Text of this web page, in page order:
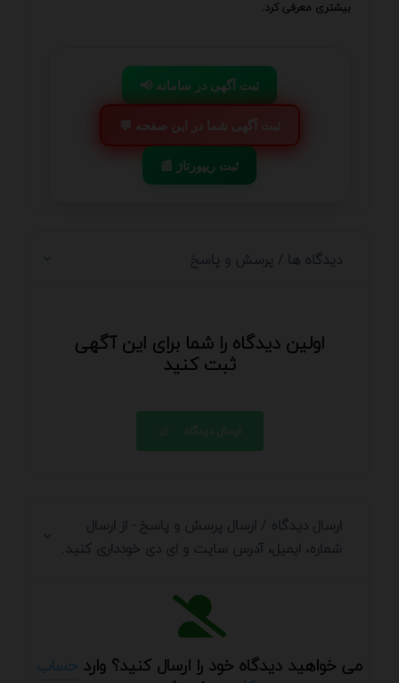
بیشتری معرفی کرد.
📢 ثبت آگهی در سامانه
💬 ثبت آگهی شما در این صفحه
📰 ثبت ریپورتاژ
دیدگاه ها / پرسش و پاسخ
اولین دیدگاه را شما برای این آگهی
ثبت کنید
ارسال دیدگاه
ارسال دیدگاه / ارسال پرسش و پاسخ - از ارسال
شماره، ایمیل، آدرس سایت و ای دی خودداری کنید.
می خواهید دیدگاه خود را ارسال کنید؟ وارد حساب